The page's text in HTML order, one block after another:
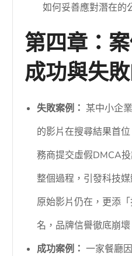
如何妥善應對潛在的
第四章：
成功與失
失敗案例： 某中小企
的影片在搜尋結果首
務商提交虛假DMCA
整個過程，引發科技
原始影片仍在，更添
名，品牌信譽徹底崩
成功案例： 一家餐廳